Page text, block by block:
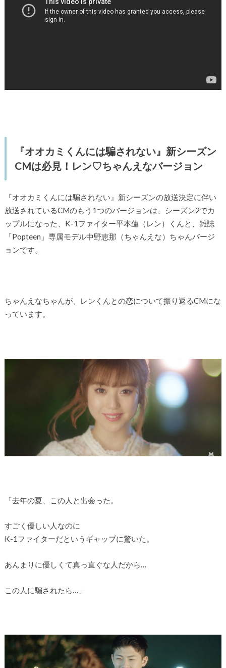
『オオカミくんには騙されない』新シーズン
CMは必見！レン♡ちゃんえなバージョン
『オオカミくんには騙されない』新シーズンの放送決定に伴い
放送されているCMのもう1つのバージョンは、シーズン2でカ
ップルになった、K-1ファイター平本蓮（レン）くんと、雑誌
「Popteen」専属モデル中野恵那（ちゃんえな）ちゃんバージ
ョンです。
ちゃんえなちゃんが、レンくんとの恋について振り返るCMにな
っています。
「去年の夏、この人と出会った。
すごく優しい人なのに
K-1ファイターだというギャップに驚いた。
あんまりに優しくて真っ直ぐな人だから…
この人に騙されたら…」